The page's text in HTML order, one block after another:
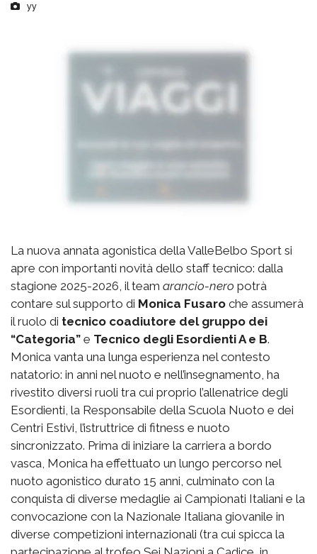
yy
La nuova annata agonistica della ValleBelbo Sport si
apre con importanti novità dello staff tecnico: dalla
stagione 2025-2026, il team arancio-nero potrà
contare sul supporto di Monica Fusaro che assumerà
il ruolo di tecnico coadiutore del gruppo dei
“Categoria” e Tecnico degli Esordienti A e B.
Monica vanta una lunga esperienza nel contesto
natatorio: in anni nel nuoto e nell’insegnamento, ha
rivestito diversi ruoli tra cui proprio l’allenatrice degli
Esordienti, la Responsabile della Scuola Nuoto e dei
Centri Estivi, l’istruttrice di fitness e nuoto
sincronizzato. Prima di iniziare la carriera a bordo
vasca, Monica ha effettuato un lungo percorso nel
nuoto agonistico durato 15 anni, culminato con la
conquista di diverse medaglie ai Campionati Italiani e la
convocazione con la Nazionale Italiana giovanile in
diverse competizioni internazionali (tra cui spicca la